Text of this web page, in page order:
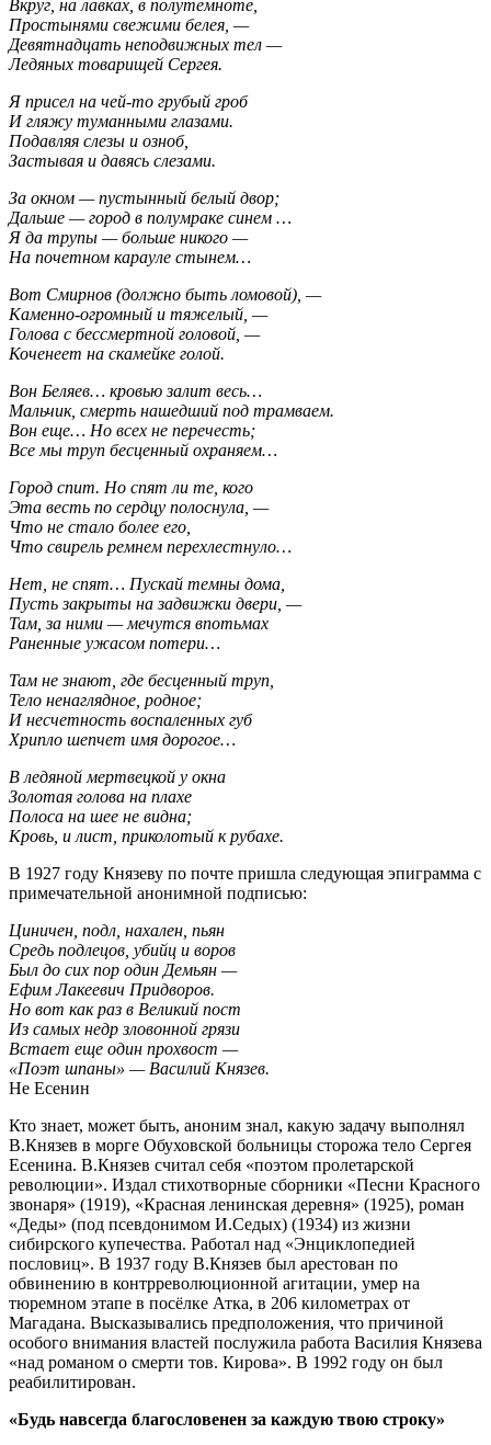
Вкруг, на лавках, в полутемноте,
Простынями свежими белея, —
Девятнадцать неподвижных тел —
Ледяных товарищей Сергея.
Я присел на чей-то грубый гроб
И гляжу туманными глазами.
Подавляя слезы и озноб,
Застывая и давясь слезами.
За окном — пустынный белый двор;
Дальше — город в полумраке синем …
Я да трупы — больше никого —
На почетном карауле стынем…
Вот Смирнов (должно быть ломовой), —
Каменно-огромный и тяжелый, —
Голова с бессмертной головой, —
Коченеет на скамейке голой.
Вон Беляев… кровью залит весь…
Мальчик, смерть нашедший под трамваем.
Вон еще… Но всех не перечесть;
Все мы труп бесценный охраняем…
Город спит. Но спят ли те, кого
Эта весть по сердцу полоснула, —
Что не стало более его,
Что свирель ремнем перехлестнуло…
Нет, не спят… Пускай темны дома,
Пусть закрыты на задвижки двери, —
Там, за ними — мечутся впотьмах
Раненные ужасом потери…
Там не знают, где бесценный труп,
Тело ненаглядное, родное;
И несчетность воспаленных губ
Хрипло шепчет имя дорогое…
В ледяной мертвецкой у окна
Золотая голова на плахе
Полоса на шее не видна;
Кровь, и лист, приколотый к рубахе.
В 1927 году Князеву по почте пришла следующая эпиграмма с
примечательной анонимной подписью:
Циничен, подл, нахален, пьян
Средь подлецов, убийц и воров
Был до сих пор один Демьян —
Ефим Лакеевич Придворов.
Но вот как раз в Великий пост
Из самых недр зловонной грязи
Встает еще один прохвост —
«Поэт шпаны» — Василий Князев.
Не Есенин
Кто знает, может быть, аноним знал, какую задачу выполнял
В.Князев в морге Обуховской больницы сторожа тело Сергея
Есенина. В.Князев считал себя «поэтом пролетарской
революции». Издал стихотворные сборники «Песни Красного
звонаря» (1919), «Красная ленинская деревня» (1925), роман
«Деды» (под псевдонимом И.Седых) (1934) из жизни
сибирского купечества. Работал над «Энциклопедией
пословиц». В 1937 году В.Князев был арестован по
обвинению в контрреволюционной агитации, умер на
тюремном этапе в посёлке Атка, в 206 километрах от
Магадана. Высказывались предположения, что причиной
особого внимания властей послужила работа Василия Князева
«над романом о смерти тов. Кирова». В 1992 году он был
реабилитирован.
«Будь навсегда благословенен за каждую твою строку»